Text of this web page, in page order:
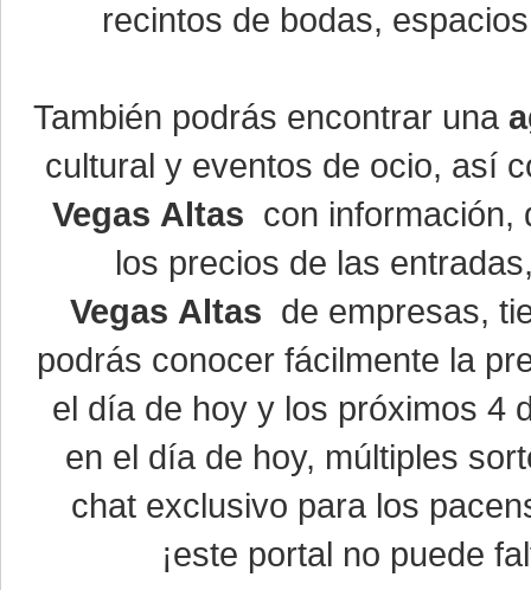
recintos de bodas,
También podrás encontrar una
cultural y eventos de ocio, así
Vegas Altas con información,
los precios de las
Vegas Altas de empresas,
podrás conocer fácilmente la
el día de hoy y los próximos 4
en el día de hoy, múltiples
chat exclusivo para los
¡este portal no puede